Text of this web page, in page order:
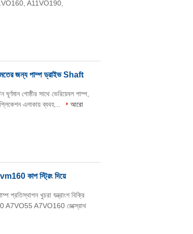
A11VO190,
জন্য পাম্প ড্রাইভ Shaft
গোষ্ঠীর সাথে ভেরিয়েবল পাম্প,
এলাকায় ব্যবহ...
আরো
কাপ স্ট্রিং দিয়ে
প্রতিস্থাপন খুচরা যন্ত্রাংশ বিক্রি
A7VO55 A7VO160 রেক্স্রোথ